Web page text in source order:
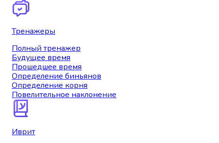
Тренажеры
Полный тренажер
Будущее время
Прошедшее время
Определение биньянов
Определение корня
Повелительное наклонение
Иврит